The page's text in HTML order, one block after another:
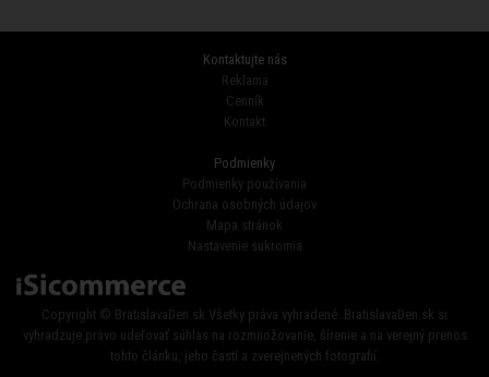
Kontaktujte nás
Reklama
Cenník
Kontakt
Podmienky
Podmienky používania
Ochrana osobných údajov
Mapa stránok
Nastavenie sukromia
Copyright © BratislavaDen.sk Všetky práva vyhradené. BratislavaDen.sk si
vyhradzuje právo udeľovať súhlas na rozmnožovanie, šírenie a na verejný prenos
tohto článku, jeho častí a zverejnených fotografií.